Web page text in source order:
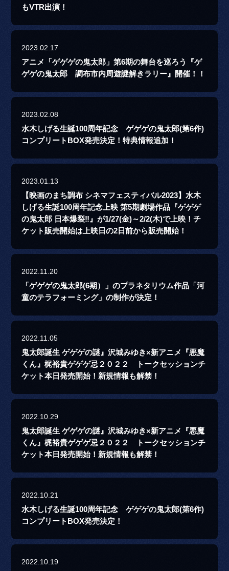
もVTR出演！
2023.02.17
アニメ「ゲゲゲの鬼太郎」第6期の舞台を巡ろう『ゲ
ゲゲの鬼太郎 調布市内周遊謎解きラリー』開催！！
2023.02.08
水木しげる生誕100周年記念 ゲゲゲの鬼太郎(第6作)
コンプリートBOX発売決定！特典情報追加！
2023.01.13
【映画のまち調布 シネマフェスティバル2023】水木
しげる生誕100周年記念上映 第5期劇場作品『ゲゲゲ
の鬼太郎 日本爆裂‼』が1/27(金)～2/2(木)で上映！チ
ケット販売開始は上映日の2日前から販売開始！
2022.11.20
「ゲゲゲの鬼太郎(6期）」のプラネタリウム作品「河
童のテラフォーミング」の制作が決定！
2022.11.05
鬼太郎誕生 ゲゲゲの謎』沢城みゆき×新アニメ『悪魔
くん』梶裕貴ゲゲゲ忌２０２２ トークセッションチ
ケット本日発売開始！新規情報も解禁！
2022.10.29
鬼太郎誕生 ゲゲゲの謎』沢城みゆき×新アニメ『悪魔
くん』梶裕貴ゲゲゲ忌２０２２ トークセッションチ
ケット本日発売開始！新規情報も解禁！
2022.10.21
水木しげる生誕100周年記念 ゲゲゲの鬼太郎(第6作)
コンプリートBOX発売決定！
2022.10.19